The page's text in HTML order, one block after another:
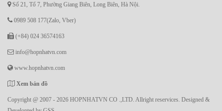
Số 21, Tổ 7, Phường Giang Biên, Long Biên, Hà Nội.
0989 508 177(Zalo, Vber)
(+84) 024 36574163
info@hopnhatvn.com
www.hopnhatvn.com
Xem bản đồ
Copyright @ 2007 - 2026 HOPNHATVN CO .,LTD. Allright reservices. Designed &